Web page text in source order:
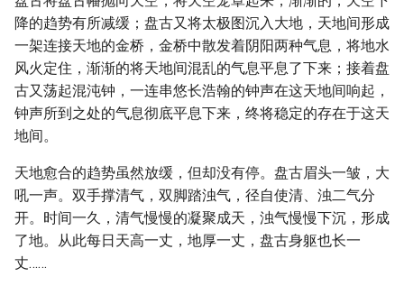
降的趋势有所减缓；盘古又将太极图沉入大地，天地间形成
一架连接天地的金桥，金桥中散发着阴阳两种气息，将地水
风火定住，渐渐的将天地间混乱的气息平息了下来；接着盘
古又荡起混沌钟，一连串悠长浩翰的钟声在这天地间响起，
钟声所到之处的气息彻底平息下来，终将稳定的存在于这天
地间。
天地愈合的趋势虽然放缓，但却没有停。盘古眉头一皱，大
吼一声。双手撑清气，双脚踏浊气，径自使清、浊二气分
开。时间一久，清气慢慢的凝聚成天，浊气慢慢下沉，形成
了地。从此每日天高一丈，地厚一丈，盘古身躯也长一
丈……